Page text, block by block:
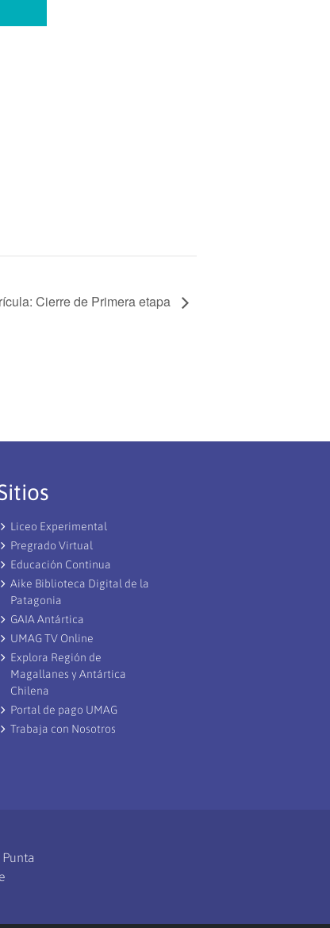
Cierre de Primera etapa
Liceo Experimental
Pregrado Virtual
Educación Continua
Aike Biblioteca Digital de la
Patagonia
GAIA Antártica
UMAG TV Online
Explora Región de
Magallanes y Antártica
Chilena
Portal de pago UMAG
Trabaja con Nosotros